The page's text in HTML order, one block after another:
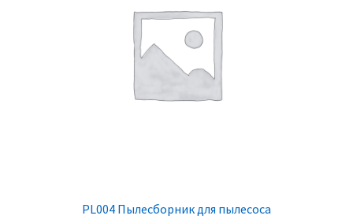
PL004 Пылесборник для пылесоса